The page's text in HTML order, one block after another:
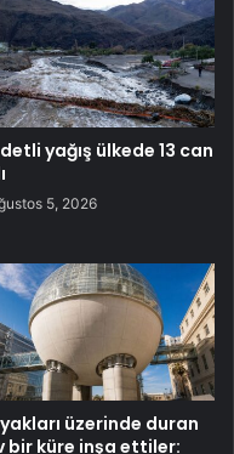
yağış ülkede 13 can
5, 2026
üzerinde duran
bir küre inşa ettiler: